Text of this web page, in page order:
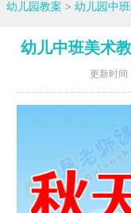
幼儿园教案 >幼儿园中
幼儿中班美术
更新时间